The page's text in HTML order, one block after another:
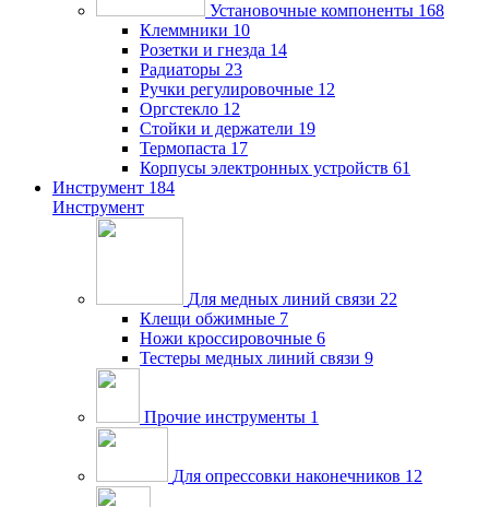
Установочные компоненты 168
Клеммники 10
Розетки и гнезда 14
Радиаторы 23
Ручки регулировочные 12
Оргстекло 12
Стойки и держатели 19
Термопаста 17
Корпусы электронных устройств 61
Инструмент 184
Инструмент
Для медных линий связи 22
Клещи обжимные 7
Ножи кроссировочные 6
Тестеры медных линий связи 9
Прочие инструменты 1
Для опрессовки наконечников 12